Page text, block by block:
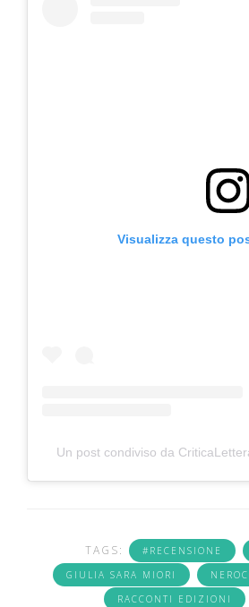
Visualizza questo
Un post condiviso da
TAGS: #RECENSIONE
GIULIA SARA MIORI
RACCONTI EDIZIONI